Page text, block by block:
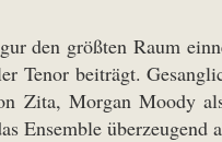
den größten Raum
beiträgt.
Morgan Moody
Ensemble überzeugend